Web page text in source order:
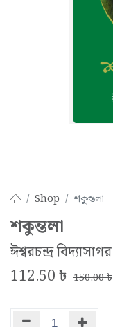
Shop শকুন্তলা
শকুন্তলা
ঈশ্বরচন্দ্র বিদ্যাসাগর
112.50৳ 150.00৳